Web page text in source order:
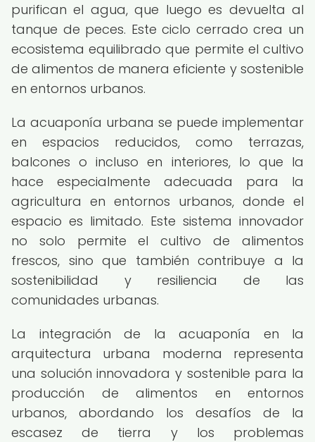
purifican el agua, que luego es devuelta al
tanque de peces. Este ciclo cerrado crea un
ecosistema equilibrado que permite el cultivo
de alimentos de manera eficiente y sostenible
en entornos urbanos.
La acuaponía urbana se puede implementar
en espacios reducidos, como terrazas,
balcones o incluso en interiores, lo que la
hace especialmente adecuada para la
agricultura en entornos urbanos, donde el
espacio es limitado. Este sistema innovador
no solo permite el cultivo de alimentos
frescos, sino que también contribuye a la
sostenibilidad y resiliencia de las
comunidades urbanas.
La integración de la acuaponía en la
arquitectura urbana moderna representa
una solución innovadora y sostenible para la
producción de alimentos en entornos
urbanos, abordando los desafíos de la
escasez de tierra y los problemas